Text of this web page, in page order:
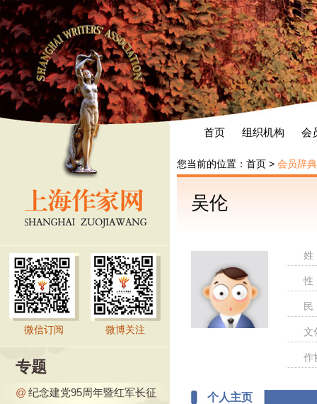
首页 组织机构 会
微信订阅 微博关注
专题
@ 纪念建党95周年暨红军长征
您当前的位置： 首页 > 会员辞典
吴伦
文
作
个人主页